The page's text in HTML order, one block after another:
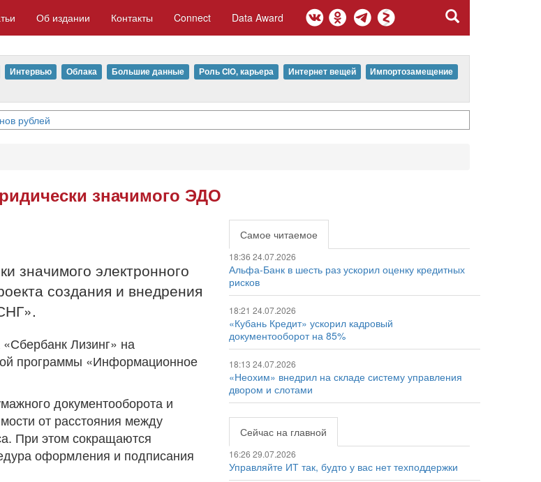
Об издании Контакты Connect Data Award
Интервью Облака Большие данные Роль CIO, карьера Интернет вещей
Импортозамещение
рублей
значимого ЭДО
значимого электронного
создания и внедрения
Лизинг» на
программы «Информационное
документооборота и
от расстояния между
При этом сокращаются
оформления и подписания
Самое читаемое
18:36 24.07.2026
Альфа-Банк в шесть раз ускорил оценку кредитных
рисков
18:21 24.07.2026
«Кубань Кредит» ускорил кадровый
документооборот на 85%
18:13 24.07.2026
«Неохим» внедрил на складе систему управления
двором и слотами
Сейчас на главной
16:26 29.07.2026
Управляйте ИТ так, будто у вас нет техподдержки